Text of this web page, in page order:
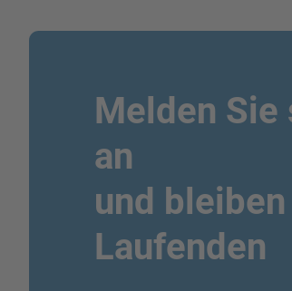
Melden
an
und
Laufenden